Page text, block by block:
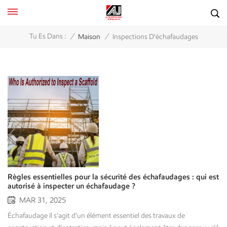
Tu Es Dans : / Maison / Inspections D'échafaudages
Règles essentielles pour la sécurité des échafaudages : qui est
autorisé à inspecter un échafaudage ?
MAR 31, 2025
Échafaudage Il s'agit d'un élément essentiel des travaux de